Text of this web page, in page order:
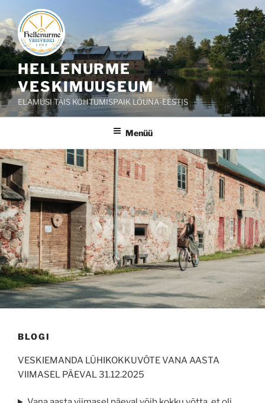
sisu
juurde
HELLENURME
VESKIMUUSEUM
ELAMUSI TÄIS KOHTUMISPAIK LÕUNA-EESTIS
Menüü
BLOGI
VESKIEMANDA LÜHIKOKKUVÕTE VANA AASTA
VIIMASEL PÄEVAL 31.12.2025